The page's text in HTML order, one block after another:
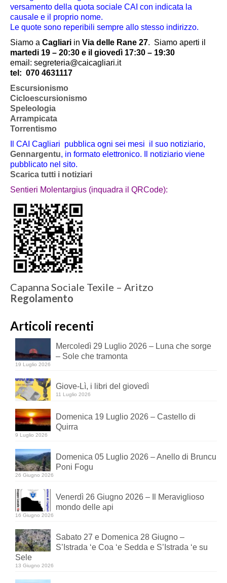
versamento della quota sociale CAI con indicata la
causale e il proprio nome.
Le quote sono reperibili sempre allo stesso indirizzo.
Siamo a Cagliari in Via delle Rane 27. Siamo aperti il
martedi 19 – 20:30 e il giovedì 17:30 – 19:30
email: segreteria@caicagliari.it
tel: 070 4631117
Escursionismo
Cicloescursionismo
Speleologia
Arrampicata
Torrentismo
Il CAI Cagliari pubblica ogni sei mesi il suo notiziario,
Gennargentu, in formato elettronico. Il notiziario viene
pubblicato nel sito.
Scarica tutti i notiziari
Sentieri Molentargius (inquadra il QRCode):
Capanna Sociale Texile – Aritzo
Regolamento
Articoli recenti
Mercoledì 29 Luglio 2026 – Luna che sorge
– Sole che tramonta
19 Luglio 2026
Giove-Lì, i libri del giovedì
11 Luglio 2026
Domenica 19 Luglio 2026 – Castello di
Quirra
9 Luglio 2026
Domenica 05 Luglio 2026 – Anello di Bruncu
Poni Fogu
26 Giugno 2026
Venerdì 26 Giugno 2026 – Il Meraviglioso
mondo delle api
16 Giugno 2026
Sabato 27 e Domenica 28 Giugno –
S’Istrada ‘e Coa ‘e Sedda e S’Istrada ‘e su
Sele
13 Giugno 2026